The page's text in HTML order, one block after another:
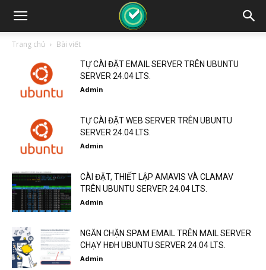
Trang chủ Bài viết
TỰ CÀI ĐẶT EMAIL SERVER TRÊN UBUNTU
SERVER 24.04 LTS.
Admin
TỰ CÀI ĐẶT WEB SERVER TRÊN UBUNTU
SERVER 24.04 LTS.
Admin
CÀI ĐẶT, THIẾT LẬP AMAVIS VÀ CLAMAV
TRÊN UBUNTU SERVER 24.04 LTS.
Admin
NGĂN CHẶN SPAM EMAIL TRÊN MAIL SERVER
CHẠY HĐH UBUNTU SERVER 24.04 LTS.
Admin